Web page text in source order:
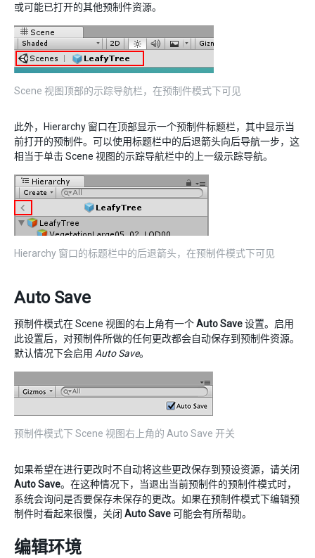
或可能已打开的其他预制件资源。
Scene 视图顶部的示踪导航栏，在预制件模式下可见
此外，Hierarchy 窗口在顶部显示一个预制件标题栏，其中显示当
前打开的预制件。可以使用标题栏中的后退箭头向后导航一步，这
相当于单击 Scene 视图的示踪导航栏中的上一级示踪导航。
Hierarchy 窗口的标题栏中的后退箭头，在预制件模式下可见
Auto Save
预制件模式在 Scene 视图的右上角有一个Auto Save设置。启用
此设置后，对预制件所做的任何更改都会自动保存到预制件资源。
默认情况下会启用 Auto Save。
预制件模式下 Scene 视图右上角的 Auto Save 开关
如果希望在进行更改时不自动将这些更改保存到预设资源，请关闭
Auto Save。在这种情况下，当退出当前预制件的预制件模式时，
系统会询问是否要保存未保存的更改。如果在预制件模式下编辑预
制件时看起来很慢，关闭 Auto Save可能会有所帮助。
编辑环境